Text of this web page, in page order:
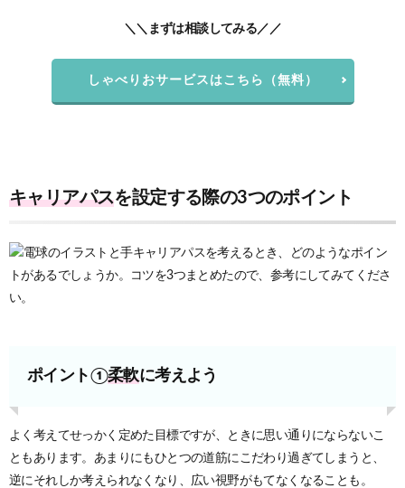
＼＼まずは相談してみる／／
しゃべりおサービスはこちら（無料）
キャリアパスを設定する際の3つのポイント
キャリアパスを考えるとき、どのようなポイン
トがあるでしょうか。コツを3つまとめたので、参考にしてみてくださ
い。
ポイント①柔軟に考えよう
よく考えてせっかく定めた目標ですが、ときに思い通りにならないこ
ともあります。あまりにもひとつの道筋にこだわり過ぎてしまうと、
逆にそれしか考えられなくなり、広い視野がもてなくなることも。